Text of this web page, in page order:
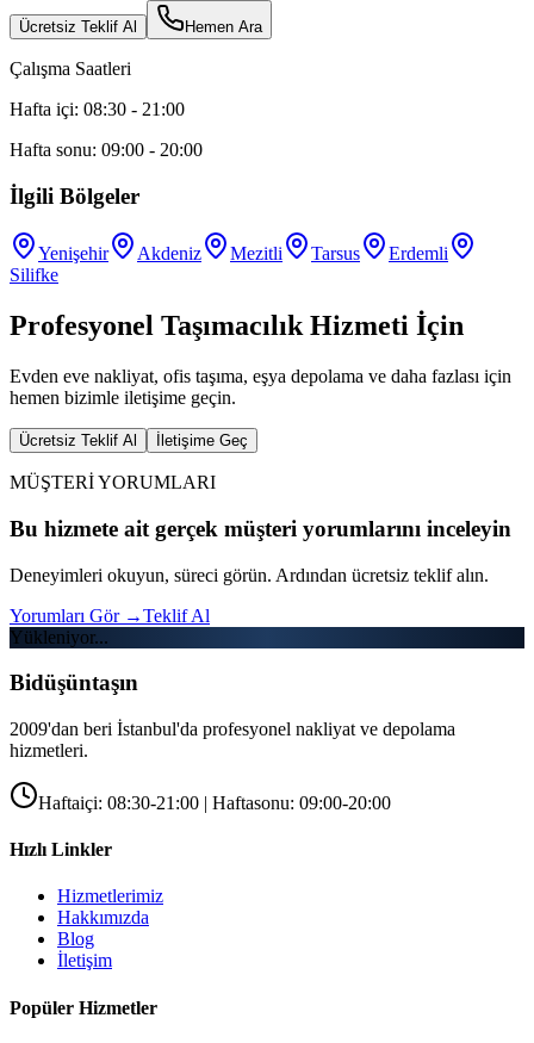
Ücretsiz Teklif Al Hemen Ara
Çalışma Saatleri
Hafta içi: 08:30 - 21:00
Hafta sonu: 09:00 - 20:00
İlgili Bölgeler
Yenişehir Akdeniz Mezitli Tarsus
Erdemli
Silifke
Profesyonel Taşımacılık Hizmeti İçin
Evden eve nakliyat, ofis taşıma, eşya depolama ve daha fazlası için
hemen bizimle iletişime geçin.
Ücretsiz Teklif Al İletişime Geç
MÜŞTERİ YORUMLARI
Bu hizmete ait gerçek müşteri yorumlarını inceleyin
Deneyimleri okuyun, süreci görün. Ardından ücretsiz teklif alın.
Yorumları Gör →Teklif Al
Yükleniyor...
Bidüşüntaşın
2009'dan beri İstanbul'da profesyonel nakliyat ve depolama
hizmetleri.
Haftaiçi: 08:30-21:00 | Haftasonu: 09:00-20:00
Hızlı Linkler
Hizmetlerimiz
Hakkımızda
Blog
İletişim
Popüler Hizmetler